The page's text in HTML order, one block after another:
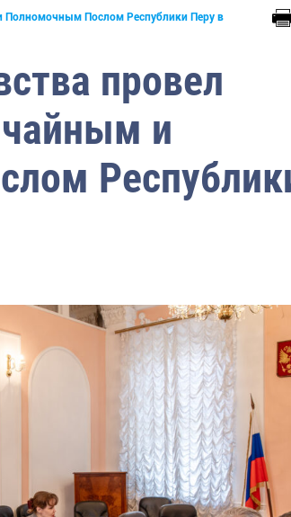
Полномочным Послом Республики Перу в
провел
и